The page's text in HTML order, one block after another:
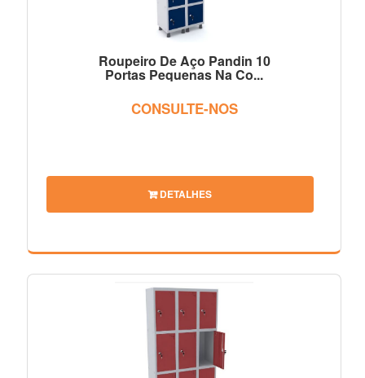
Roupeiro De Aço Pandin 10
Portas Pequenas Na Co...
CONSULTE-NOS
DETALHES